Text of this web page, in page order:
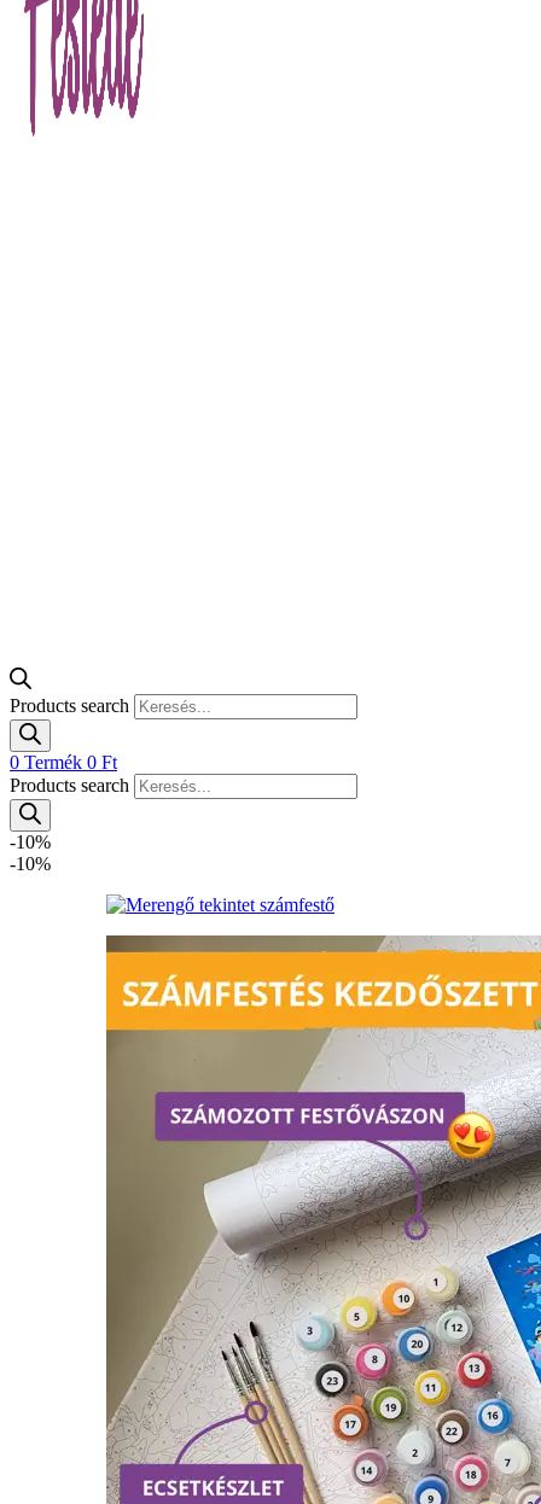
Products search
0 Termék 0 Ft
Products search
-10%
-10%